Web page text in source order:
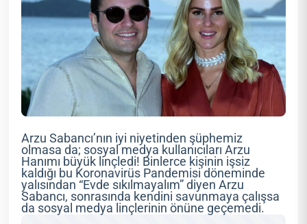
Arzu Sabancı’nın iyi niyetinden şüphemiz
olmasa da; sosyal medya kullanıcıları Arzu
Hanımı büyük linçledi! Binlerce kişinin işsiz
kaldığı bu Koronavirüs Pandemisi döneminde
yalısından “Evde sıkılmayalım” diyen Arzu
Sabancı, sonrasında kendini savunmaya çalışsa
da sosyal medya linçlerinin önüne geçemedi.